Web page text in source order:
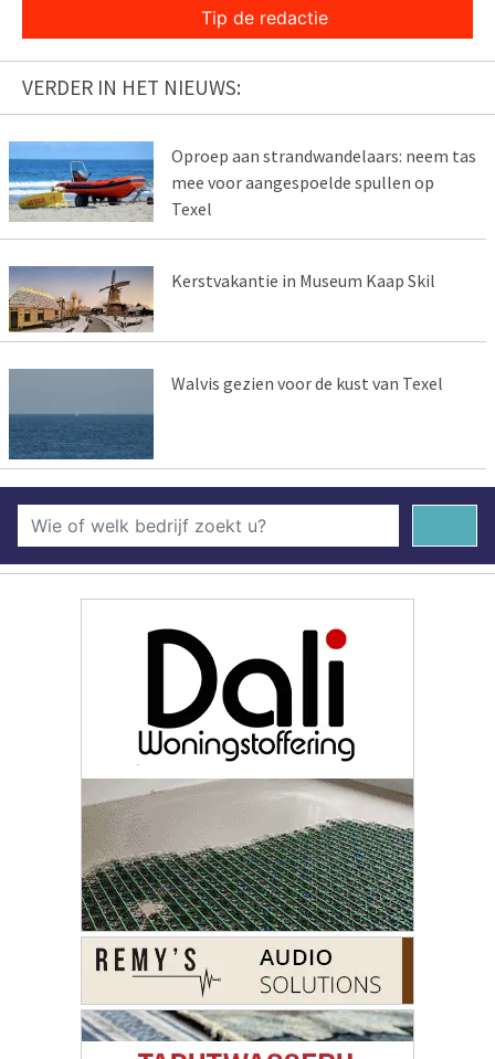
Tip de redactie
VERDER IN HET NIEUWS:
Oproep aan strandwandelaars: neem tas
mee voor aangespoelde spullen op
Texel
Kerstvakantie in Museum Kaap Skil
Walvis gezien voor de kust van Texel